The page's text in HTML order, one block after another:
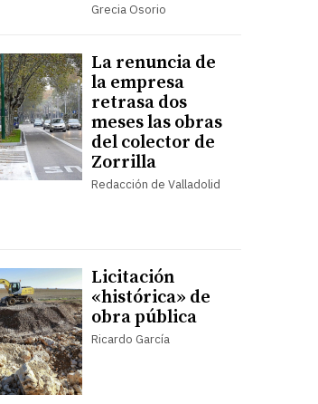
Grecia Osorio
La renuncia de
la empresa
retrasa dos
meses las obras
del colector de
Zorrilla
Redacción de Valladolid
Licitación
«histórica» de
obra pública
Ricardo García